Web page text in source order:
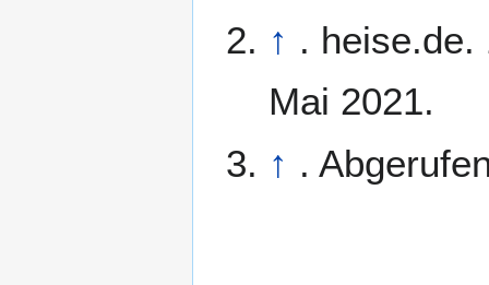
↑ . heise.de.
Mai 2021.
↑ .